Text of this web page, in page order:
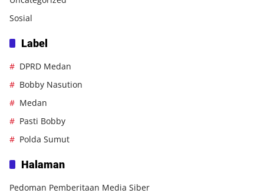
Sosial
Label
DPRD Medan
Bobby Nasution
Medan
Pasti Bobby
Polda Sumut
Halaman
Pedoman Pemberitaan Media Siber